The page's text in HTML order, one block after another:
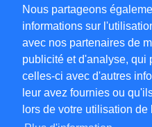
Nous partageons
informations sur
avec nos partenaires de
publicité et d'analyse, qui
celles-ci avec d'autres
leur avez fournies ou
lors de votre utilisation de